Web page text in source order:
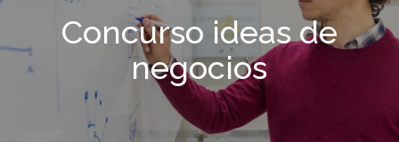
Concurso ideas de
negocios